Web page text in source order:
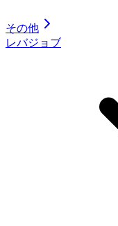
その他
レバジョブ